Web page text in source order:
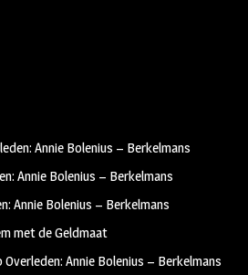
Annie Bolenius – Berkelmans
Annie Bolenius – Berkelmans
Annie Bolenius – Berkelmans
met de Geldmaat
Overleden: Annie Bolenius – Berkelmans